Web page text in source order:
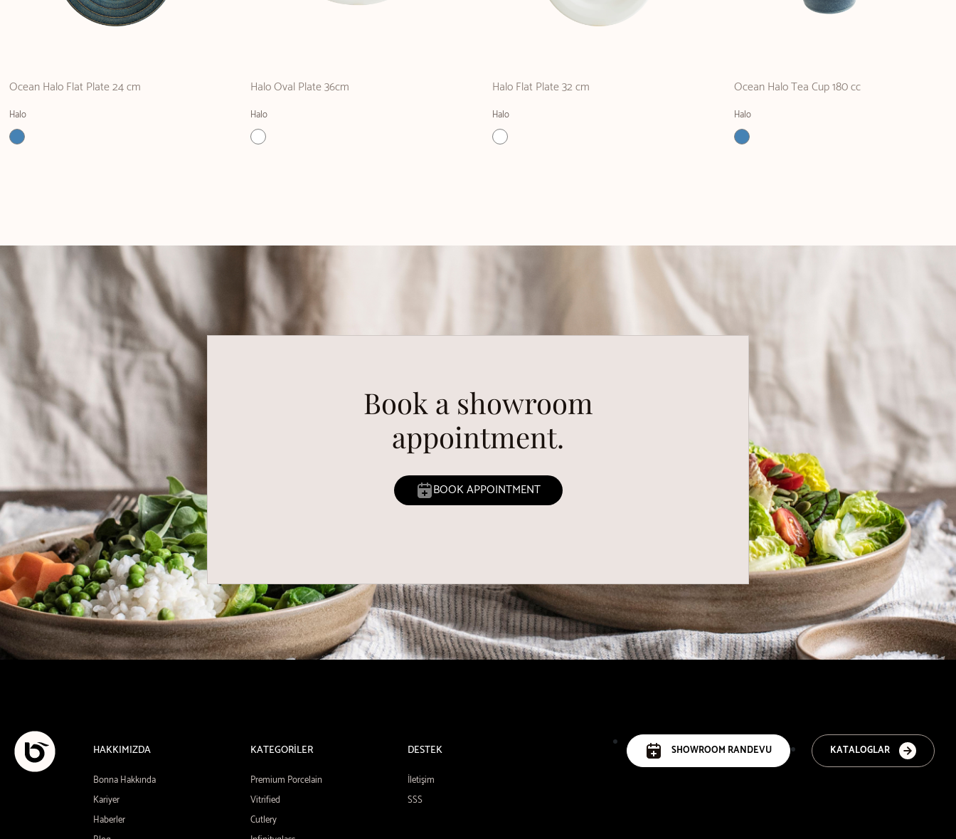
Ocean Halo Flat Plate 24 cm
Halo
Halo Oval Plate 36cm
Halo
Halo Flat Plate 32 cm
Halo
Ocean Halo Tea Cup 180 cc
Halo
Book a showroom
appointment.
BOOK APPOINTMENT
HAKKIMIZDA
Bonna Hakkında
Kariyer
Haberler
KATEGORİLER
Premium Porcelain
Vitrified
Cutlery
DESTEK
İletişim
SSS
KATALOGLAR
SHOWROOM RANDEVU